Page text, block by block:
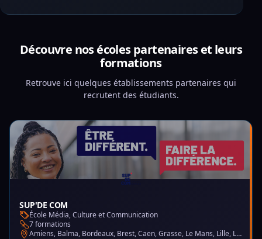
Découvre nos écoles partenaires et leurs
formations
Retrouve ici quelques établissements partenaires qui
recrutent des étudiants.
SUP'DE COM
École Média, Culture et Communication
7 formations
Amiens, Balma, Bordeaux, Brest, Caen, Grasse, Le Mans, Lille, Lyon, Montpellier, Nantes, Nice, Paris, Saint-Martin-d'Hères